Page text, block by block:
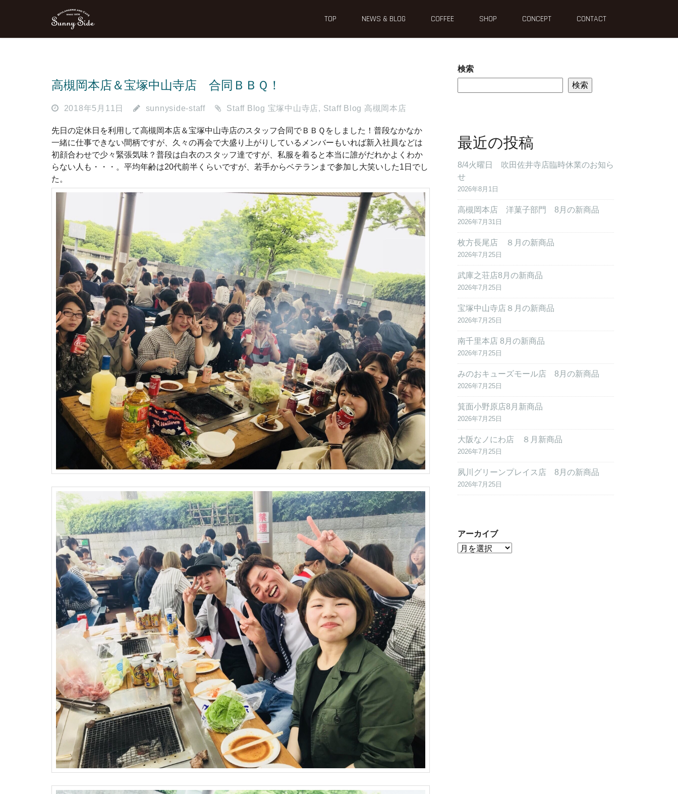
TOP NEWS & BLOG COFFEE SHOP CONCEPT CONTACT
高槻岡本店＆宝塚中山寺店 合同ＢＢＱ！
2018年5月11日 sunnyside-staff Staff Blog 宝塚中山寺店, Staff Blog 高槻岡本店
先日の定休日を利用して高槻岡本店＆宝塚中山寺店のスタッフ合同でＢＢＱをしました！普段なかなか
一緒に仕事できない間柄ですが、久々の再会で大盛り上がりしているメンバーもいれば新入社員などは
初顔合わせで少々緊張気味？普段は白衣のスタッフ達ですが、私服を着ると本当に誰がだれかよくわか
らない人も・・・。平均年齢は20代前半くらいですが、若手からベテランまで参加し大笑いした1日でし
た。
検索
検索
最近の投稿
8/4火曜日 吹田佐井寺店臨時休業のお知ら
せ
2026年8月1日
高槻岡本店 洋菓子部門 8月の新商品
2026年7月31日
枚方長尾店 ８月の新商品
2026年7月25日
武庫之荘店8月の新商品
2026年7月25日
宝塚中山寺店８月の新商品
2026年7月25日
南千里本店 8月の新商品
2026年7月25日
みのおキューズモール店 8月の新商品
2026年7月25日
箕面小野原店8月新商品
2026年7月25日
大阪なノにわ店 ８月新商品
2026年7月25日
夙川グリーンプレイス店 8月の新商品
2026年7月25日
アーカイブ